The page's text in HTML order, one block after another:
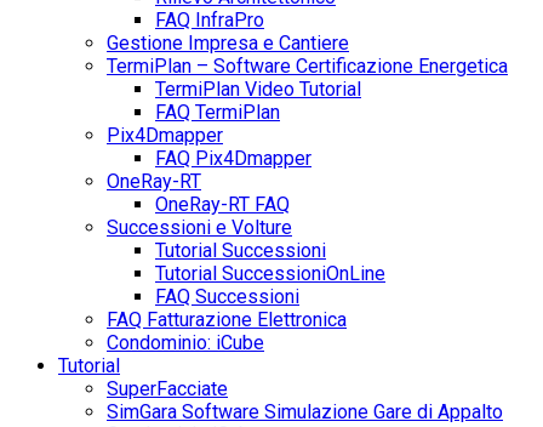
FAQ InfraPro
Gestione Impresa e Cantiere
TermiPlan – Software Certificazione Energetica
TermiPlan Video Tutorial
FAQ TermiPlan
Pix4Dmapper
FAQ Pix4Dmapper
OneRay-RT
OneRay-RT FAQ
Successioni e Volture
Tutorial Successioni
Tutorial SuccessioniOnLine
FAQ Successioni
FAQ Fatturazione Elettronica
Condominio: iCube
Tutorial
SuperFacciate
SimGara Software Simulazione Gare di Appalto